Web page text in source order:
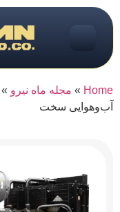
Home
» مجله ماه نیرو »
آب‌وهوایی سخت